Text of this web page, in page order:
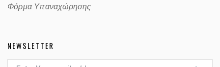
Φόρμα Υπαναχώρησης
NEWSLETTER